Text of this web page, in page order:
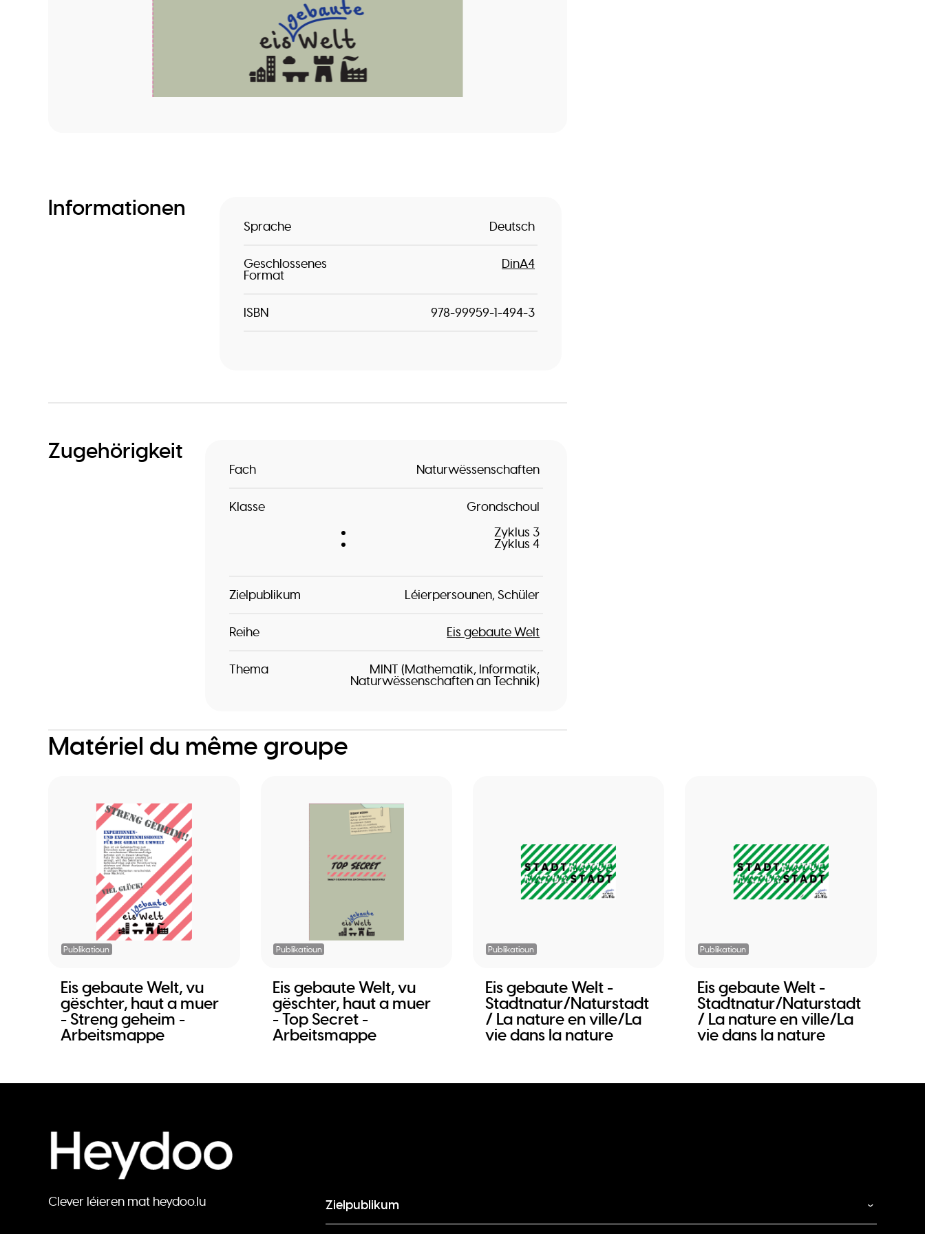
Informationen
Sprache Deutsch
Geschlossenes
Format
DinA4
ISBN 978-99959-1-494-3
Zugehörigkeit
Fach Naturwëssenschaften
Klasse
Grondschoul
Zyklus 3
Zyklus 4
Zielpublikum Léierpersounen Schüler
Reihe Eis gebaute Welt
Thema MINT (Mathematik, Informatik,
Naturwëssenschaften an Technik)
Matériel du même groupe
Publikatioun
Eis gebaute Welt, vu
gëschter, haut a muer
- Streng geheim -
Arbeitsmappe
Publikatioun
Eis gebaute Welt, vu
gëschter, haut a muer
- Top Secret -
Arbeitsmappe
Publikatioun
Eis gebaute Welt -
Stadtnatur/Naturstadt
/ La nature en ville/La
vie dans la nature
Publikatioun
Eis gebaute Welt -
Stadtnatur/Naturstadt
/ La nature en ville/La
vie dans la nature
Clever léieren mat heydoo.lu Zielpublikum